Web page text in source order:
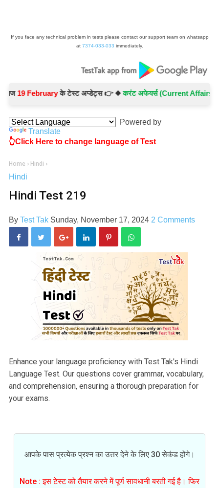
If you face any technical problem in tests please contact our support team on whatsapp
at 7374-033-033 immediately.
Februaryके टेस्ट अप्डेट्स 👉 ◆करंट अफेयर्स (Current Affairs) -
Powered by
Translate
👆Click Here to change language of Test
Home › Hindi ›
Hindi
Hindi Test 219
By Test Tak Sunday, November 17, 2024 2 Comments
Enhance your language proficiency with Test Tak's Hindi
Language Test. Our questions cover grammar, vocabulary,
and comprehension, ensuring a thorough preparation for
your exams.
आपके पास प्रत्येक प्रश्न का उत्तर देने के लिए 30 सेकंड होंगे।
Note : इस टेस्ट को तैयार करने में पूर्ण सावधानी बरती गई है। फिर